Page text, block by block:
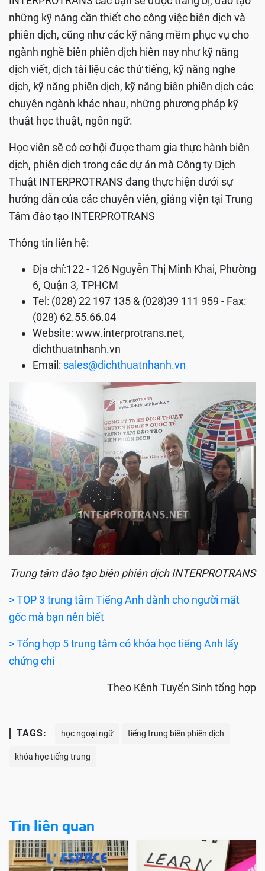
những kỹ năng cần thiết cho công việc biên dịch và
phiên dịch, cũng như các kỹ năng mềm phục vụ cho
ngành nghề biên phiên dịch hiên nay như kỹ năng
dịch viết, dịch tài liệu các thứ tiếng, kỹ năng nghe
dịch, kỹ năng phiên dịch, kỹ năng biên phiên dịch các
chuyên ngành khác nhau, những phương pháp kỹ
thuật học thuật, ngôn ngữ.
Học viên sẽ có cơ hội được tham gia thực hành biên
dịch, phiên dịch trong các dự án mà Công ty Dịch
Thuật INTERPROTRANS đang thực hiện dưới sự
hướng dẫn của các chuyên viên, giảng viện tại Trung
Tâm đào tạo INTERPROTRANS
Thông tin liên hệ:
Địa chỉ:122 - 126 Nguyễn Thị Minh Khai, Phường
6, Quận 3, TPHCM
Tel: (028) 22 197 135 & (028)39 111 959 - Fax:
(028) 62.55.66.04
Website: www.interprotrans.net,
dichthuatnhanh.vn
Email: sales@dichthuatnhanh.vn
Trung tâm đào tạo biên phiên dịch INTERPROTRANS
> TOP 3 trung tâm Tiếng Anh dành cho người mất
gốc mà bạn nên biết
> Tổng hợp 5 trung tâm có khóa học tiếng Anh lấy
chứng chỉ
Theo Kênh Tuyển Sinh tổng hợp
TAGS: học ngoại ngữ tiếng trung biên phiên dịch
khóa học tiếng trung
Tin liên quan